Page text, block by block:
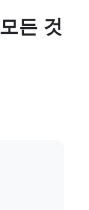
든 것